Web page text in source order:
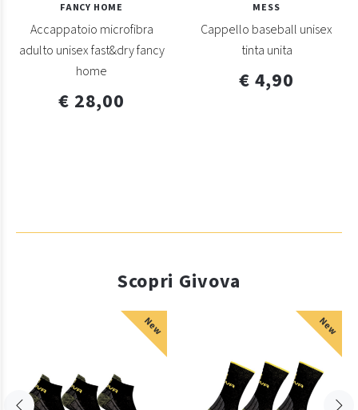
FANCY HOME
Accappatoio microfibra
adulto unisex fast&dry fancy
home
€ 28,00
MESS
Cappello baseball unisex
tinta unita
€ 4,90
Scopri Givova
New New